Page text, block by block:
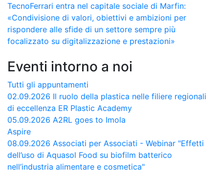
TecnoFerrari entra nel capitale sociale di Marfin:
«Condivisione di valori, obiettivi e ambizioni per
rispondere alle sfide di un settore sempre più
focalizzato su digitalizzazione e prestazioni»
Eventi intorno a noi
Tutti gli appuntamenti
02.09.2026 Il ruolo della plastica nelle filiere regionali
di eccellenza ER Plastic Academy
05.09.2026 A2RL goes to Imola
Aspire
08.09.2026 Associati per Associati - Webinar "Effetti
dell’uso di Aquasol Food su biofilm batterico
nell’industria alimentare e cosmetica"